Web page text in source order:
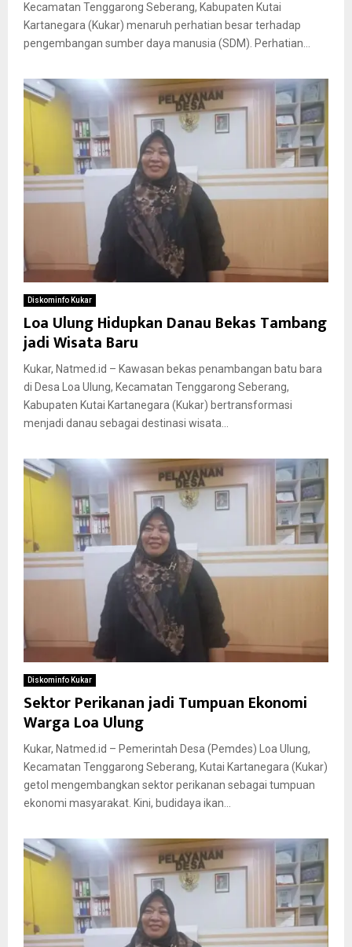
Kecamatan Tenggarong Seberang, Kabupaten Kutai
Kartanegara (Kukar) menaruh perhatian besar terhadap
pengembangan sumber daya manusia (SDM). Perhatian...
Diskominfo Kukar
Loa Ulung Hidupkan Danau Bekas Tambang
jadi Wisata Baru
Kukar, Natmed.id – Kawasan bekas penambangan batu bara
di Desa Loa Ulung, Kecamatan Tenggarong Seberang,
Kabupaten Kutai Kartanegara (Kukar) bertransformasi
menjadi danau sebagai destinasi wisata...
Diskominfo Kukar
Sektor Perikanan jadi Tumpuan Ekonomi
Warga Loa Ulung
Kukar, Natmed.id – Pemerintah Desa (Pemdes) Loa Ulung,
Kecamatan Tenggarong Seberang, Kutai Kartanegara (Kukar)
getol mengembangkan sektor perikanan sebagai tumpuan
ekonomi masyarakat. Kini, budidaya ikan...